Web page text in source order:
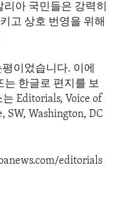
아 국민들은 강력히
고 상호 번영을 위해
이었습니다. 이에
는 한글로 편지를 보
Editorials, Voice of
SW, Washington, DC
editorials